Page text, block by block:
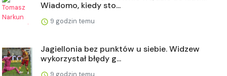
Wiadomo, kiedy sto...
9 godzin temu
Jagiellonia bez punktów u siebie. Widzew
wykorzystał błędy g...